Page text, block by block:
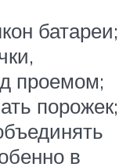
батареи;
проемом;
порожек;
в